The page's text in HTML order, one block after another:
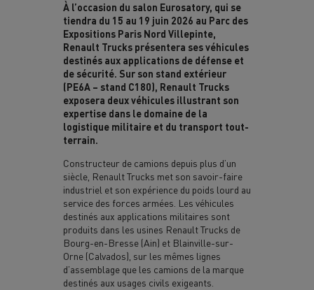
À l’occasion du salon Eurosatory, qui se
tiendra du 15 au 19 juin 2026 au Parc des
Expositions Paris Nord Villepinte,
Renault Trucks présentera ses véhicules
destinés aux applications de défense et
de sécurité. Sur son stand extérieur
(PE6A – stand C180), Renault Trucks
exposera deux véhicules illustrant son
expertise dans le domaine de la
logistique militaire et du transport tout-
terrain.
Constructeur de camions depuis plus d’un
siècle, Renault Trucks met son savoir-faire
industriel et son expérience du poids lourd au
service des forces armées. Les véhicules
destinés aux applications militaires sont
produits dans les usines Renault Trucks de
Bourg-en-Bresse (Ain) et Blainville-sur-
Orne (Calvados), sur les mêmes lignes
d’assemblage que les camions de la marque
destinés aux usages civils exigeants.